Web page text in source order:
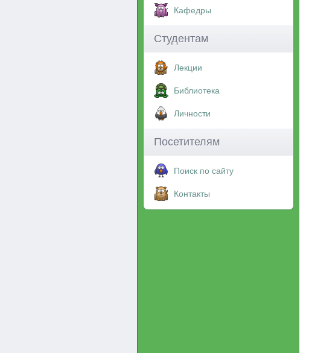
Кафедры
Студентам
Лекции
Библиотека
Личности
Посетителям
Поиск по сайту
Контакты